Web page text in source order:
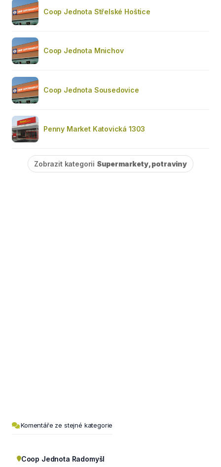
Coop Jednota Střelské Hoštice
Coop Jednota Mnichov
Coop Jednota Sousedovice
Penny Market Katovická 1303
Zobrazit kategorii Supermarkety, potraviny
Komentáře ze stejné kategorie
Coop Jednota Radomyšl